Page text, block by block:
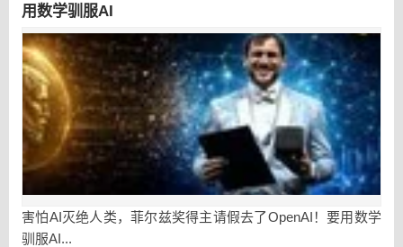
用数学驯服AI
害怕AI灭绝人类，菲尔兹奖得主请假去了OpenAI！要用数学
驯服AI...